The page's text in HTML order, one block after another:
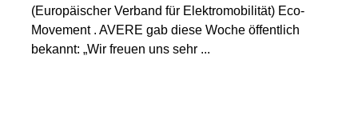
(Europäischer Verband für Elektromobilität) Eco-
Movement . AVERE gab diese Woche öffentlich
bekannt: „Wir freuen uns sehr ...